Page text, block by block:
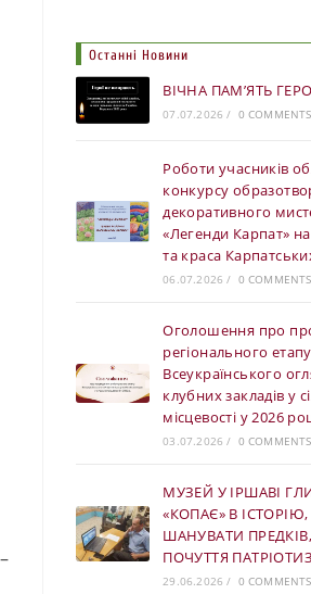
Останні Новини
ВІЧНА ПАМ’ЯТЬ
07.07.2026 / 0 COMMENTS
Роботи учасників
конкурсу
декоративного
«Легенди Карпат»
та краса
06.07.2026 / 0 COMMENTS
Оголошення про
регіонального етапу
Всеукраїнського
клубних закладів у
місцевості у 2026
03.07.2026 / 0 COMMENTS
МУЗЕЙ У ІРШАВІ
«КОПАЄ» В
ШАНУВАТИ
ПОЧУТТЯ
29.06.2026 / 0 COMMENTS